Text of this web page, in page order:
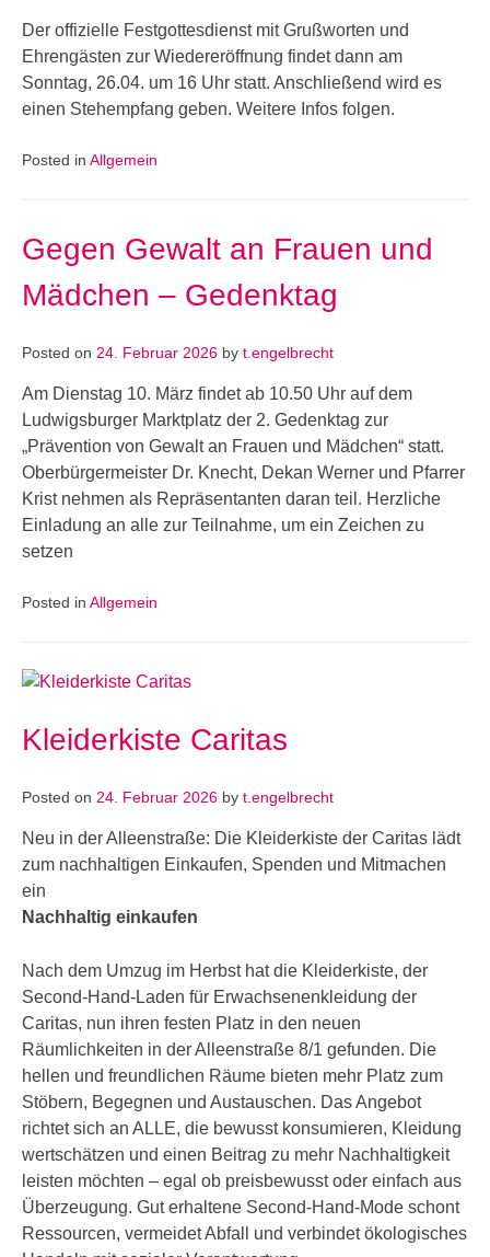
Der offizielle Festgottesdienst mit Grußworten und
Ehrengästen zur Wiedereröffnung findet dann am
Sonntag, 26.04. um 16 Uhr statt. Anschließend wird es
einen Stehempfang geben. Weitere Infos folgen.
Posted in Allgemein
Gegen Gewalt an Frauen und
Mädchen – Gedenktag
Posted on 24. Februar 2026 by t.engelbrecht
Am Dienstag 10. März findet ab 10.50 Uhr auf dem
Ludwigsburger Marktplatz der 2. Gedenktag zur
„Prävention von Gewalt an Frauen und Mädchen“ statt.
Oberbürgermeister Dr. Knecht, Dekan Werner und Pfarrer
Krist nehmen als Repräsentanten daran teil. Herzliche
Einladung an alle zur Teilnahme, um ein Zeichen zu
setzen
Posted in Allgemein
Kleiderkiste Caritas
Posted on 24. Februar 2026 by t.engelbrecht
Neu in der Alleenstraße: Die Kleiderkiste der Caritas lädt
zum nachhaltigen Einkaufen, Spenden und Mitmachen
ein
Nachhaltig einkaufen
Nach dem Umzug im Herbst hat die Kleiderkiste, der
Second-Hand-Laden für Erwachsenenkleidung der
Caritas, nun ihren festen Platz in den neuen
Räumlichkeiten in der Alleenstraße 8/1 gefunden. Die
hellen und freundlichen Räume bieten mehr Platz zum
Stöbern, Begegnen und Austauschen. Das Angebot
richtet sich an ALLE, die bewusst konsumieren, Kleidung
wertschätzen und einen Beitrag zu mehr Nachhaltigkeit
leisten möchten – egal ob preisbewusst oder einfach aus
Überzeugung. Gut erhaltene Second-Hand-Mode schont
Ressourcen, vermeidet Abfall und verbindet ökologisches